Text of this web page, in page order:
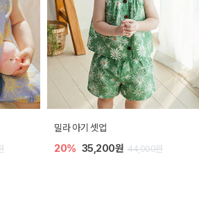
베티 니트 아기 민소매 티셔츠
10% 24,300원 27,000원